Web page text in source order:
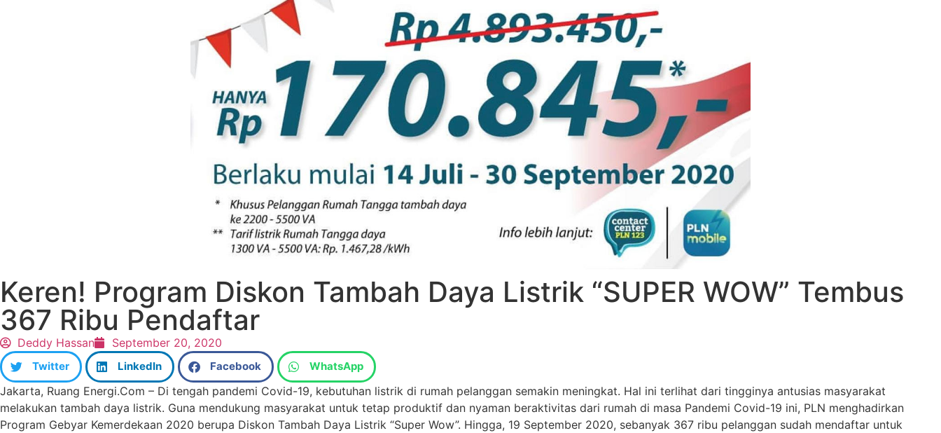
Keren! Program Diskon Tambah Daya Listrik “SUPER WOW” Tembus
367 Ribu Pendaftar
Deddy Hassan September 20, 2020
Twitter LinkedIn Facebook WhatsApp
Jakarta, Ruang Energi.Com – Di tengah pandemi Covid-19, kebutuhan listrik di rumah pelanggan semakin meningkat. Hal ini terlihat dari tingginya antusias masyarakat
melakukan tambah daya listrik. Guna mendukung masyarakat untuk tetap produktif dan nyaman beraktivitas dari rumah di masa Pandemi Covid-19 ini, PLN menghadirkan
Program Gebyar Kemerdekaan 2020 berupa Diskon Tambah Daya Listrik “Super Wow”. Hingga, 19 September 2020, sebanyak 367 ribu pelanggan sudah mendaftar untuk